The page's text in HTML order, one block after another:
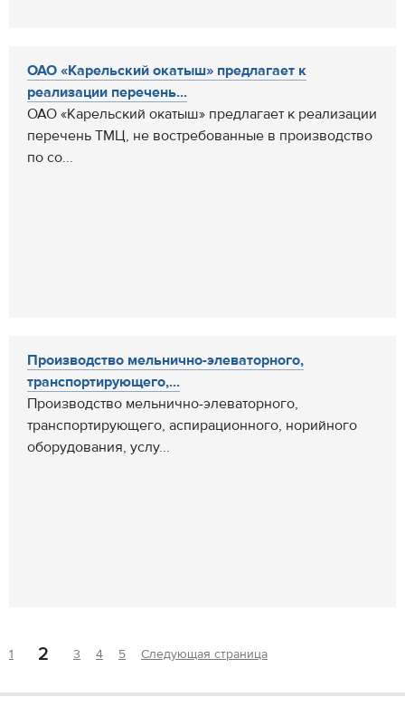
ОАО «Карельский окатыш» предлагает к
реализации перечень...
ОАО «Карельский окатыш» предлагает к реализации
перечень ТМЦ, не востребованные в производство
по со...
Производство мельнично-элеваторного,
транспортирующего,...
Производство мельнично-элеваторного,
транспортирующего, аспирационного, норийного
оборудования, услу...
1 2 3 4 5 Следующая страница